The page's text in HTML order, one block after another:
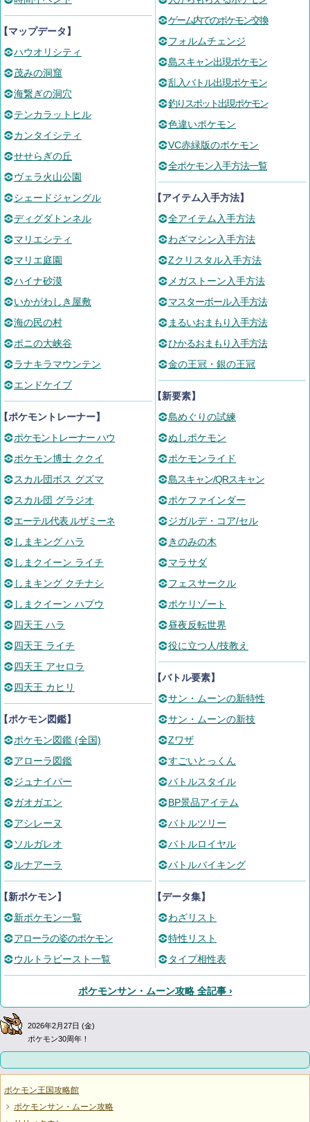
マップデータ】
ハウオリシティ
茂みの洞窟
海繋ぎの洞穴
テンカラットヒル
カンタイシティ
せせらぎの丘
ヴェラ火山公園
シェードジャングル
ディグダトンネル
マリエシティ
マリエ庭園
ハイナ砂漠
いかがわしき屋敷
海の民の村
ポニの大峡谷
ラナキラマウンテン
エンドケイブ
ポケモントレーナー】
ポケモントレーナー ハウ
ポケモン博士 ククイ
スカル団ボス グズマ
スカル団 グラジオ
エーテル代表 ルザミーネ
しまキング ハラ
しまクイーン ライチ
しまキング クチナシ
しまクイーン ハプウ
四天王 ハラ
四天王 ライチ
四天王 アセロラ
四天王 カヒリ
ポケモン図鑑】
ポケモン図鑑 (全国)
アローラ図鑑
ジュナイパー
ガオガエン
アシレーヌ
ソルガレオ
ルナアーラ
新ポケモン】
新ポケモン一覧
アローラの姿のポケモン
ウルトラビースト一覧
ゲーム内でのポケモン交換
フォルムチェンジ
島スキャン出現ポケモン
乱入バトル出現ポケモン
釣りスポット出現ポケモン
色違いポケモン
VC赤緑版のポケモン
全ポケモン入手方法一覧
【アイテム入手方法】
全アイテム入手方法
わざマシン入手方法
Zクリスタル入手方法
メガストーン入手方法
マスターボール入手方法
まるいおまもり入手方法
ひかるおまもり入手方法
金の王冠・銀の王冠
【新要素】
島めぐりの試練
ぬしポケモン
ポケモンライド
島スキャン/QRスキャン
ポケファインダー
ジガルデ・コア/セル
きのみの木
マラサダ
フェスサークル
ポケリゾート
昼夜反転世界
役に立つ人/技教え
【バトル要素】
サン・ムーンの新特性
サン・ムーンの新技
Zワザ
すごいとっくん
バトルスタイル
BP景品アイテム
バトルツリー
バトルロイヤル
バトルバイキング
【データ集】
わざリスト
特性リスト
タイプ相性表
ポケモンサン・ムーン攻略 全記事 ›
2026年2月27日 (金)
ポケモン30周年！
ポケモン王国攻略館
ポケモンサン・ムーン攻略